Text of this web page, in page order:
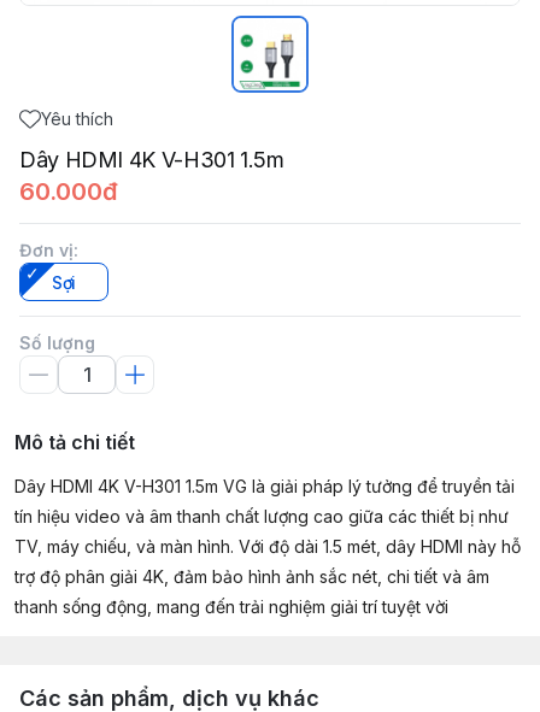
Yêu thích
Dây HDMI 4K V-H301 1.5m
60.000đ
Đơn vị:
Sợi
Số lượng
Mô tả chi tiết
Dây HDMI 4K V-H301 1.5m VG là giải pháp lý tưởng để truyền tải
tín hiệu video và âm thanh chất lượng cao giữa các thiết bị như
TV, máy chiếu, và màn hình. Với độ dài 1.5 mét, dây HDMI này hỗ
trợ độ phân giải 4K, đảm bảo hình ảnh sắc nét, chi tiết và âm
thanh sống động, mang đến trải nghiệm giải trí tuyệt vời
Các sản phẩm, dịch vụ khác